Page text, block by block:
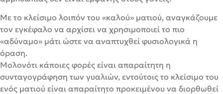
Με το κλείσιμο λοιπόν του «καλού» ματιού, αναγκάζουμε
τον εγκέφαλο να αρχίσει να χρησιμοποιεί το πιο
«αδύναμο» μάτι ώστε να αναπτυχθεί φυσιολογικά η
όραση.
Μολονότι κάποιες φορές είναι απαραίτητη η
συνταγογράφηση των γυαλιών, εντούτοις το κλείσιμο του
ενός ματιού είναι απαραίτητο προκειμένου να διορθωθεί